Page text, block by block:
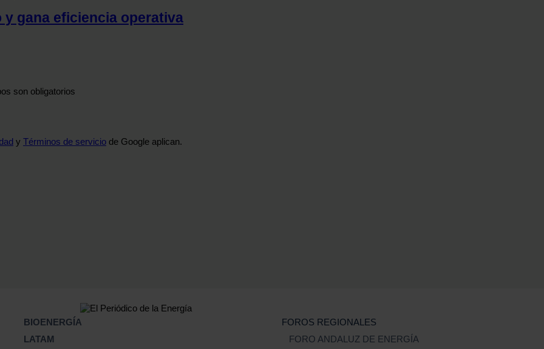
y gana eficiencia operativa
son obligatorios
y Términos de servicio de Google aplican.
BIOENERGÍA
LATAM
FOROS REGIONALES
FORO ANDALUZ DE ENERGÍA